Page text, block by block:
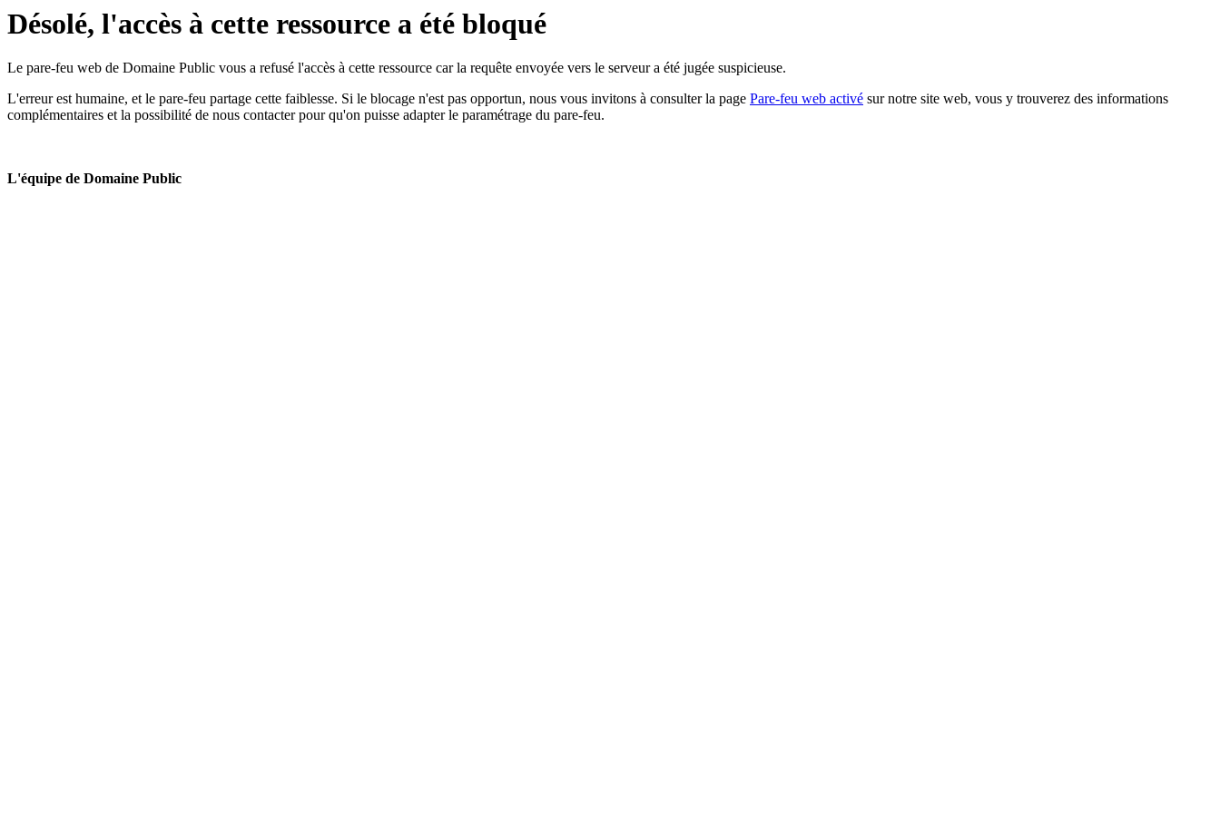
Désolé, l'accès à cette ressource a été bloqué
Le pare-feu web de Domaine Public vous a refusé l'accès à cette ressource car la requête envoyée vers le serveur a été jugée suspicieuse.
L'erreur est humaine, et le pare-feu partage cette faiblesse. Si le blocage n'est pas opportun, nous vous invitons à consulter la page Pare-feu web activé sur notre site web, vous y trouverez des informations
complémentaires et la possibilité de nous contacter pour qu'on puisse adapter le paramétrage du pare-feu.
L'équipe de Domaine Public